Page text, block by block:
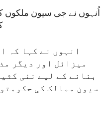
اُنہوں نے جی سیون ملکوں
انہوں نے کہا کہ
میزائل اور دیگر
بنانے کے لیے نئی
سیون ممالک کی